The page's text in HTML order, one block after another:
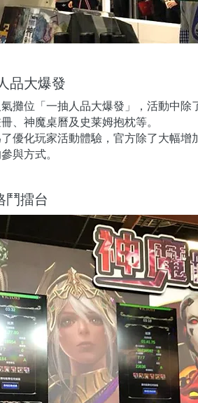
品大爆發
攤位「一抽人品大爆發」，活動中
、神魔桌曆及史莱姆抱枕等。
優化玩家活動體驗，官方除了大幅
與方式。
鬥擂台